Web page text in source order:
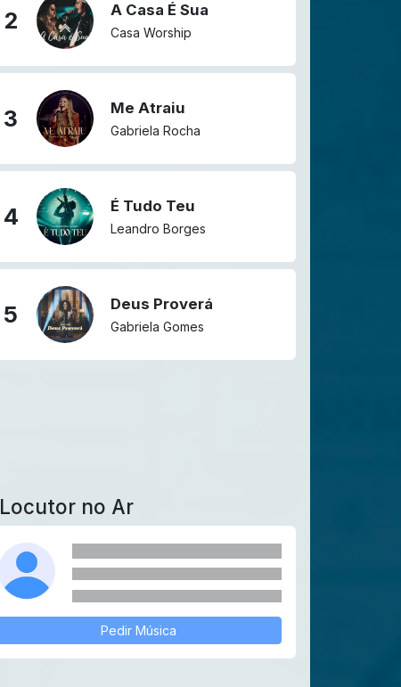
2 A Casa É Sua
Casa Worship
3 Me Atraiu
Gabriela Rocha
4 É Tudo Teu
Leandro Borges
5 Deus Proverá
Gabriela Gomes
Locutor no Ar
Pedir Música